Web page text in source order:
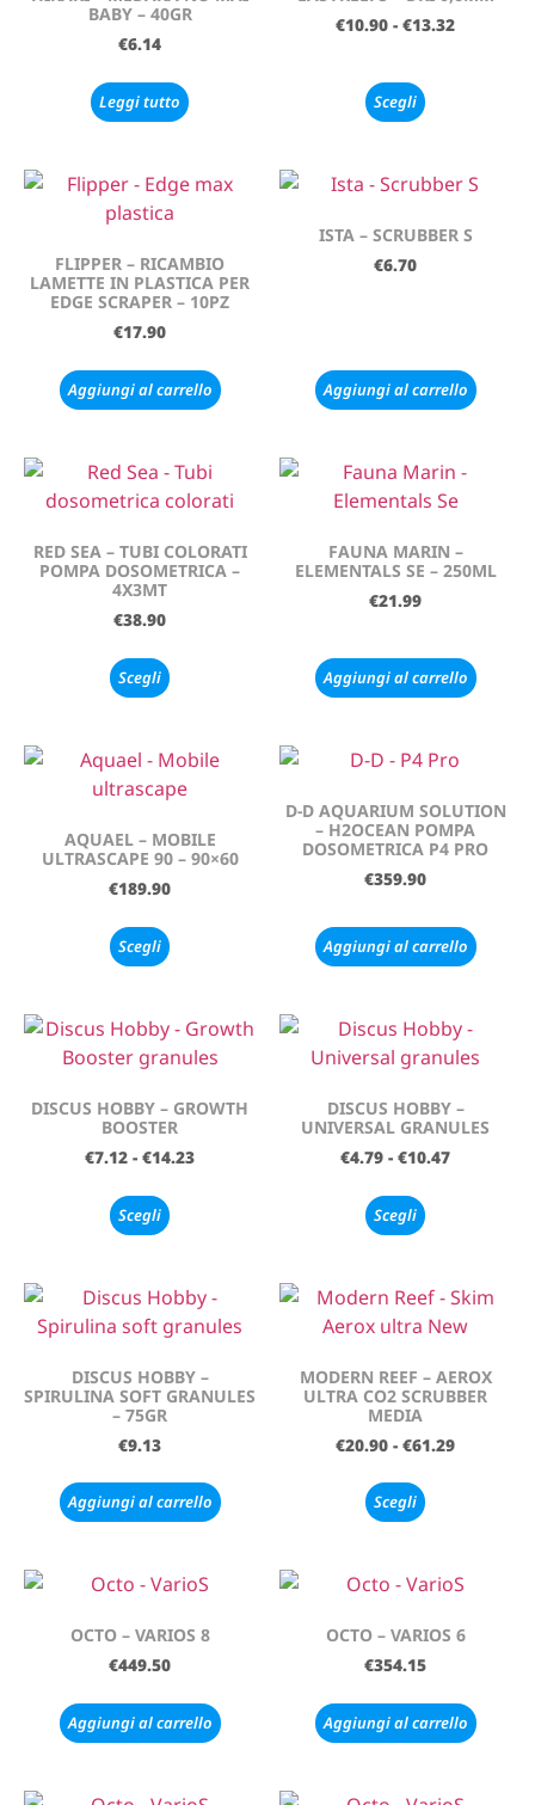
BABY – 40GR
€6.14
Leggi tutto
€10.90 - €13.32
Scegli
FLIPPER – RICAMBIO
LAMETTE IN PLASTICA PER
EDGE SCRAPER – 10PZ
€17.90
Aggiungi al carrello
ISTA – SCRUBBER S
€6.70
Aggiungi al carrello
RED SEA – TUBI COLORATI
POMPA DOSOMETRICA –
4X3MT
€38.90
Scegli
FAUNA MARIN –
ELEMENTALS SE – 250ML
€21.99
Aggiungi al carrello
AQUAEL – MOBILE
ULTRASCAPE 90 – 90×60
€189.90
Scegli
D-D AQUARIUM SOLUTION
– H2OCEAN POMPA
DOSOMETRICA P4 PRO
€359.90
Aggiungi al carrello
DISCUS HOBBY – GROWTH
BOOSTER
€7.12 - €14.23
Scegli
DISCUS HOBBY –
UNIVERSAL GRANULES
€4.79 - €10.47
Scegli
DISCUS HOBBY –
SPIRULINA SOFT GRANULES
– 75GR
€9.13
Aggiungi al carrello
MODERN REEF – AEROX
ULTRA CO2 SCRUBBER
MEDIA
€20.90 - €61.29
Scegli
OCTO – VARIOS 8
€449.50
Aggiungi al carrello
OCTO – VARIOS 6
€354.15
Aggiungi al carrello